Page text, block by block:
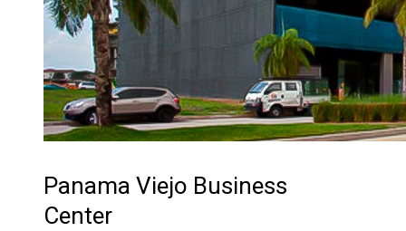
Panama Viejo Business
Center